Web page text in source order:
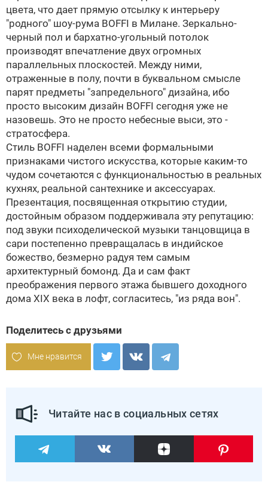
цвета, что дает прямую отсылку к интерьеру
"родного" шоу-рума BOFFI в Милане. Зеркально-
черный пол и бархатно-угольный потолок
производят впечатление двух огромных
параллельных плоскостей. Между ними,
отраженные в полу, почти в буквальном смысле
парят предметы "запредельного" дизайна, ибо
просто высоким дизайн BOFFI сегодня уже не
назовешь. Это не просто небесные выси, это -
стратосфера.
Стиль BOFFI наделен всеми формальными
признаками чистого искусства, которые каким-то
чудом сочетаются с функциональностью в реальных
кухнях, реальной сантехнике и аксессуарах.
Презентация, посвященная открытию студии,
достойным образом поддерживала эту репутацию:
под звуки психоделической музыки танцовщица в
сари постепенно превращалась в индийское
божество, безмерно радуя тем самым
архитектурный бомонд. Да и сам факт
преображения первого этажа бывшего доходного
дома XIX века в лофт, согласитесь, "из ряда вон".
Поделитесь с друзьями
Мне нравится
Читайте нас в социальных сетях